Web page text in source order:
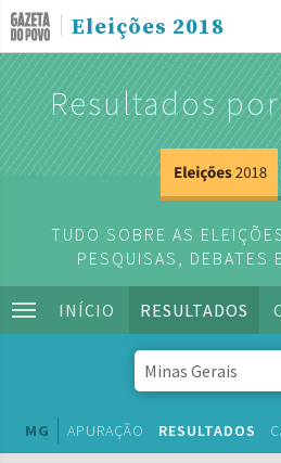
Eleições 2018
Resultados
TUDO SOBRE AS
PESQUISAS, DEBATES
INÍCIO RESULTADOS
MG APURAÇÃO RESULTADOS